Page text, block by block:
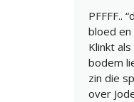
PFFFF..
bloed en
Klinkt
bodem
zin die
over